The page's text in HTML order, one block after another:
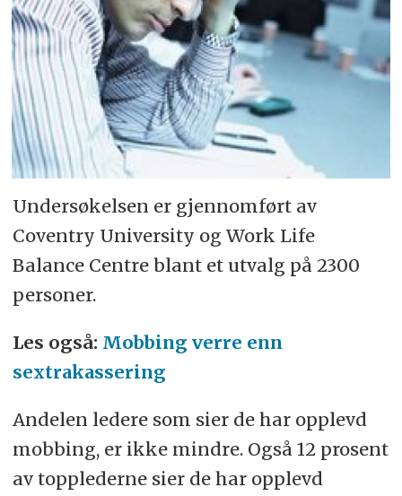
Undersøkelsen er gjennomført av
Coventry University og Work Life
Balance Centre blant et utvalg på 2300
personer.
Les også: Mobbing verre enn
sextrakassering
Andelen ledere som sier de har opplevd
mobbing, er ikke mindre. Også 12 prosent
av topplederne sier de har opplevd